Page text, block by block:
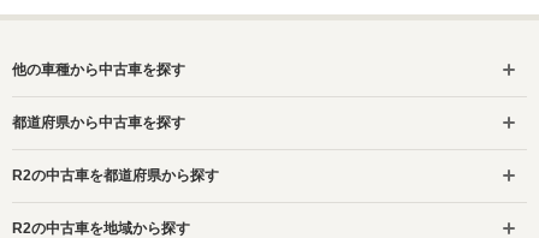
他の車種から中古車を探す
都道府県から中古車を探す
R2の中古車を都道府県から探す
R2の中古車を地域から探す